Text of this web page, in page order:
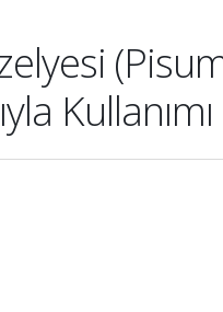
Kullanımı